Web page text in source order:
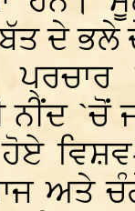
ਦੇ
`ਚੋਂ
ਅਤੇ